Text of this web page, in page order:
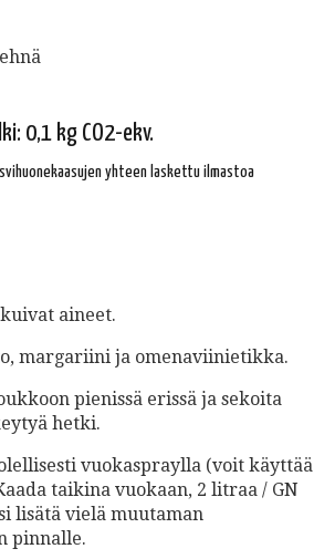
0,1 kg CO2-ekv.
yhteen laskettu ilmastoa
aineet.
margariini ja omenaviinietikka.
pienissä erissä ja sekoita
hetki.
vuokaspraylla (voit käyttää
taikina vuokaan, 2 litraa / GN
lisätä vielä muutaman
pinnalle.